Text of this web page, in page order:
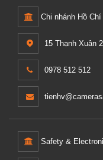
Chi nhánh Hồ
15 Thạnh Xuân
0978 512 512
Safety &